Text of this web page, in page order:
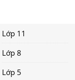
Lớp 11
Lớp 8
Lớp 5